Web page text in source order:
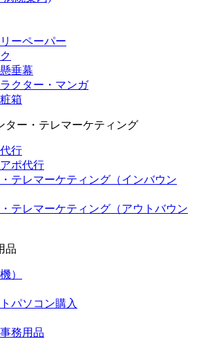
ーペーパー
垂幕
クター・マンガ
箱
ター・テレマーケティング
行
ポ代行
テレマーケティング（インバウン
テレマーケティング（アウトバウン
品
）
パソコン購入
務用品